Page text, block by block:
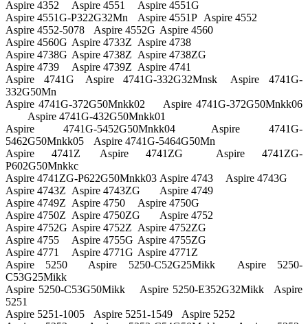
Aspire 4352 Aspire 4551
Aspire 4551G
Aspire 4551G-P322G32Mn
Aspire 4551P Aspire 4552
Aspire 4552-5078
Aspire 4552G Aspire 4560
Aspire 4560G Aspire 4733Z Aspire 4738
Aspire 4738G Aspire 4738Z Aspire 4738ZG
Aspire 4739
Aspire 4739Z Aspire 4741
Aspire 4741G
Aspire 4741G-332G32Mnsk
Aspire 4741G-
332G50Mn
Aspire 4741G-372G50Mnkk02
Aspire 4741G-372G50Mnkk06
Aspire 4741G-432G50Mnkk01
Aspire 4741G-5452G50Mnkk04
Aspire 4741G-
5462G50Mnkk05
Aspire 4741G-5464G50Mn
Aspire 4741Z
Aspire 4741ZG
Aspire 4741ZG-
P602G50Mnkkc
Aspire 4741ZG-P622G50Mnkk03 Aspire 4743
Aspire 4743G
Aspire 4743Z Aspire 4743ZG
Aspire 4749
Aspire 4749Z Aspire 4750
Aspire 4750G
Aspire 4750Z Aspire 4750ZG
Aspire 4752
Aspire 4752G Aspire 4752Z Aspire 4752ZG
Aspire 4755
Aspire 4755G Aspire 4755ZG
Aspire 4771
Aspire 4771G Aspire 4771Z
Aspire 5250
Aspire 5250-C52G25Mikk
Aspire 5250-
C53G25Mikk
Aspire 5250-C53G50Mikk
Aspire 5250-E352G32Mikk
Aspire
5251
Aspire 5251-1005
Aspire 5251-1549
Aspire 5252